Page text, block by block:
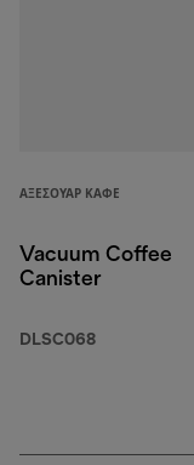
ΑΞΕΣΟΥΆΡ ΚΑΦΈ
Vacuum Coffee
Canister
DLSC068